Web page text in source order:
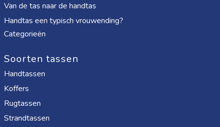
Van de tas naar de handtas
Handtas een typisch vrouwending?
Categorieën
Soorten tassen
Handtassen
Koffers
Rugtassen
Strandtassen